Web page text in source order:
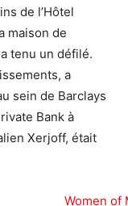
de l’Hôtel
maison de
tenu un défilé.
a
sein de Barclays
Bank à
Xerjoff, était